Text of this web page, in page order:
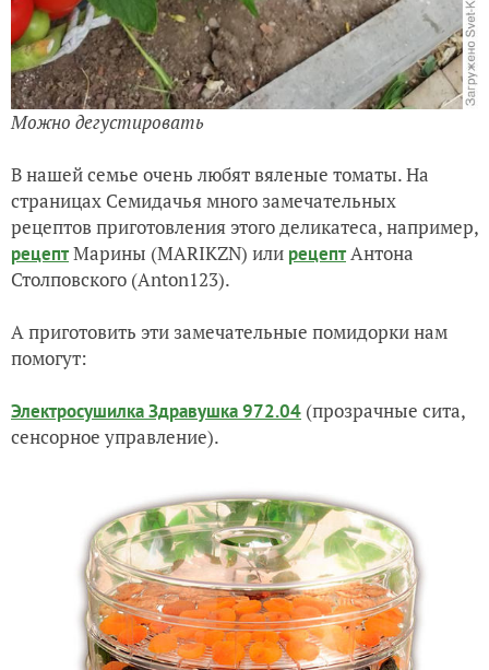
Можно дегустировать
В нашей семье очень любят вяленые томаты. На
страницах Семидачья много замечательных
рецептов приготовления этого деликатеса, например,
рецептМарины (MARIKZN) или рецептАнтона
Столповского (Anton123).
А приготовить эти замечательные помидорки нам
помогут:
Электросушилка Здравушка 972.04 (прозрачные сита,
сенсорное управление).